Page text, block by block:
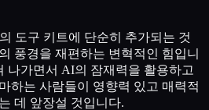
도구 키트에 단순히 추가되는 것
풍경을 재편하는 변혁적인 힘입니
나가면서 AI의 잠재력을 활용하고
하는 사람들이 영향력 있고 매력적
데 앞장설 것입니다.